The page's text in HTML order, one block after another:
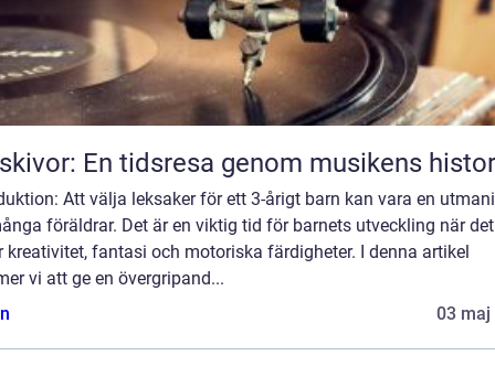
En tidsresa genom musikens
Att välja leksaker för ett 3-årigt barn kan vara en
föräldrar. Det är en viktig tid för barnets utveckling när det
kreativitet, fantasi och motoriska färdigheter. I denna artikel
vi att ge en övergripand...
03 maj